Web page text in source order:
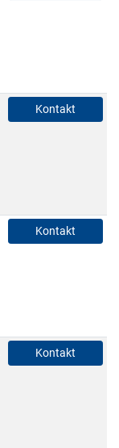
Kontakt
Kontakt
Kontakt